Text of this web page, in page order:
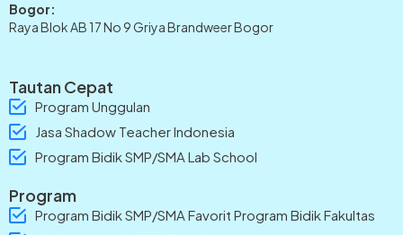
Bogor:
Raya Blok AB 17 No 9 Griya Brandweer Bogor
Tautan Cepat
Program Unggulan
Jasa Shadow Teacher Indonesia
Program Bidik SMP/SMA Lab School
Program
Program Bidik SMP/SMA Favorit Program Bidik Fakultas